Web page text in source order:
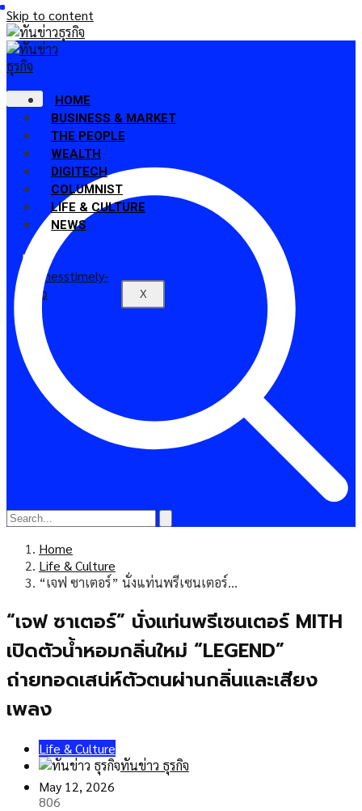
Skip to content
HOME
BUSINESS & MARKET
THE PEOPLE
WEALTH
DIGITECH
COLUMNIST
LIFE & CULTURE
NEWS
X
Home
Life & Culture
“เจฟ ซาเตอร์” นั่งแท่นพรีเซนเตอร์…
“เจฟ ซาเตอร์” นั่งแท่นพรีเซนเตอร์ MITH
เปิดตัวน้ำหอมกลิ่นใหม่ “LEGEND”
ถ่ายทอดเสน่ห์ตัวตนผ่านกลิ่นและเสียง
เพลง
Life & Culture
ทันข่าว ธุรกิจ
May 12, 2026
806